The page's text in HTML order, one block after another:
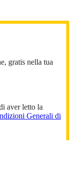
gratis nella tua
aver letto la
Generali di